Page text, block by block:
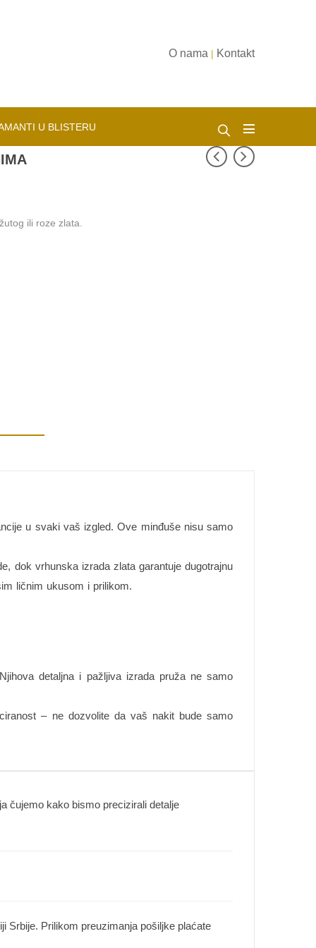
O nama | Kontakt
U BLISTERU
ili roze zlata.
u svaki vaš izgled. Ove minđuše nisu samo
dok vrhunska izrada zlata garantuje dugotrajnu
ličnim ukusom i prilikom.
detaljna i pažljiva izrada pruža ne samo
– ne dozvolite da vaš nakit bude samo
čujemo kako bismo precizirali detalje
Srbije. Prilikom preuzimanja pošiljke plaćate